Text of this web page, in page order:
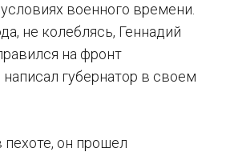
военного времени.
не колеблясь, Геннадий
на фронт
губернатор в своем
он прошел